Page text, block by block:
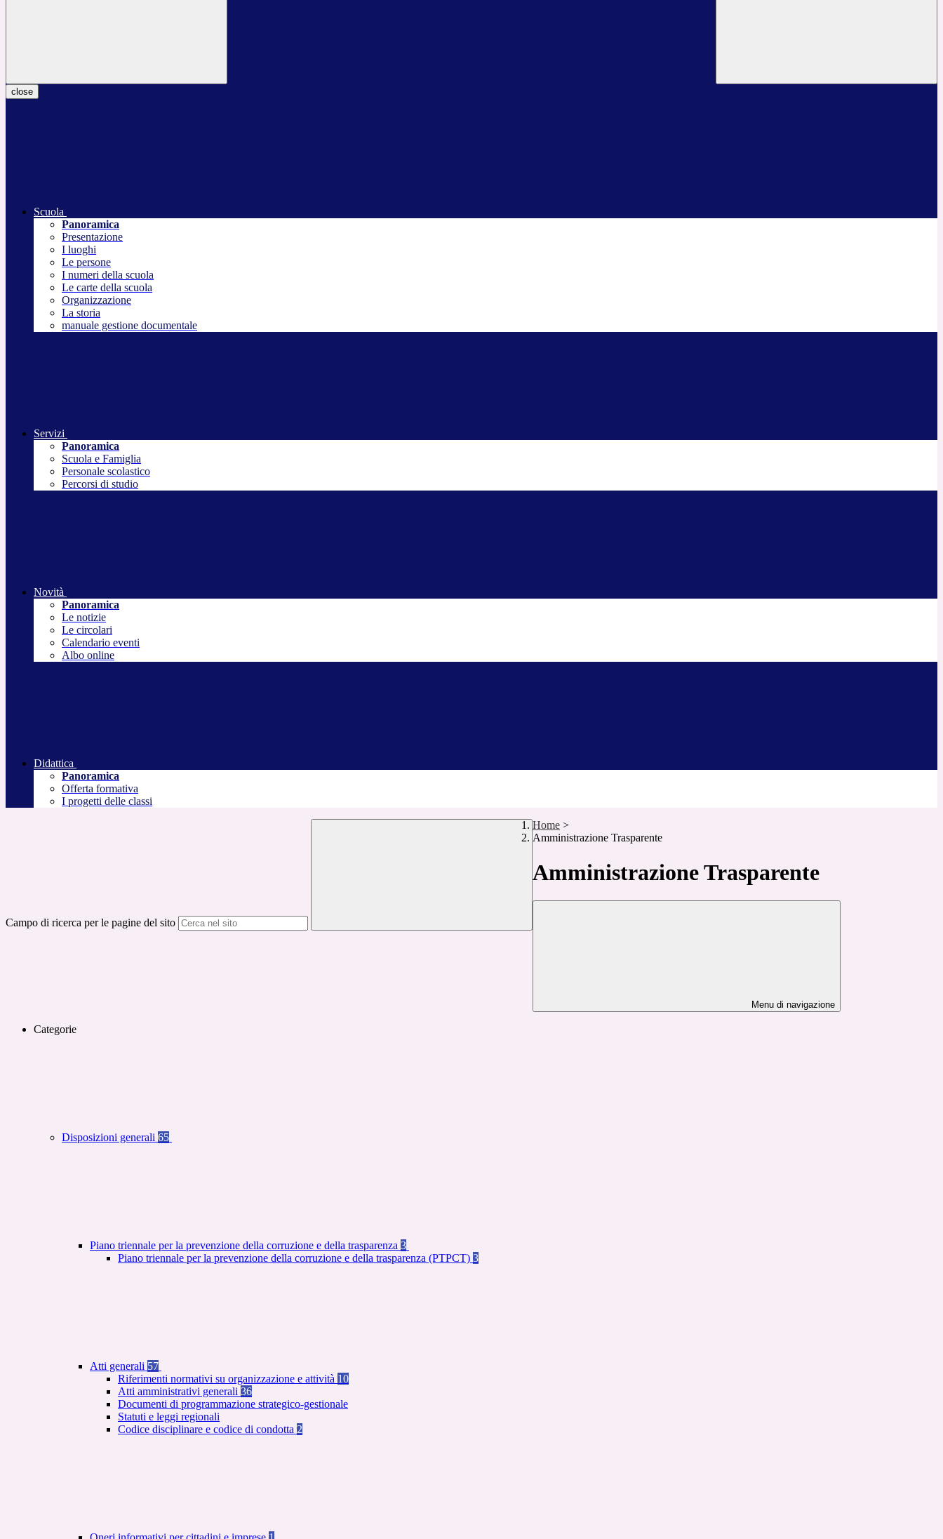
close
Scuola
Panoramica
Presentazione
I luoghi
Le persone
I numeri della scuola
Le carte della scuola
Organizzazione
La storia
manuale gestione documentale
Servizi
Panoramica
Scuola e Famiglia
Personale scolastico
Percorsi di studio
Novità
Panoramica
Le notizie
Le circolari
Calendario eventi
Albo online
Didattica
Panoramica
Offerta formativa
I progetti delle classi
Campo di ricerca per le pagine del sito
Home >
Amministrazione Trasparente
Amministrazione Trasparente
Menu di navigazione
Categorie
Disposizioni generali 65
Piano triennale per la prevenzione della corruzione e della trasparenza 3
Piano triennale per la prevenzione della corruzione e della trasparenza (PTPCT) 3
Atti generali 57
Riferimenti normativi su organizzazione e attività 10
Atti amministrativi generali 36
Documenti di programmazione strategico-gestionale
Statuti e leggi regionali
Codice disciplinare e codice di condotta 2